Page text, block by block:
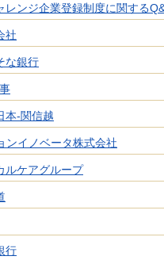
レンジ企業登録制度に関する
社
な銀行
本-関信越
ンイノベータ株式会社
ルケアグループ
行